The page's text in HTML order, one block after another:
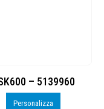
– 5139960
Personalizza